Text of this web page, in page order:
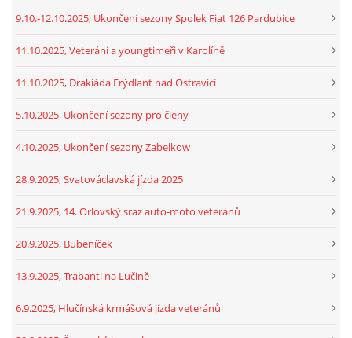
9.10.-12.10.2025, Ukončení sezony Spolek Fiat 126 Pardubice
11.10.2025, Veteráni a youngtimeři v Karolíně
11.10.2025, Drakiáda Frýdlant nad Ostravicí
5.10.2025, Ukončení sezony pro členy
4.10.2025, Ukončení sezony Zabelkow
28.9.2025, Svatováclavská jízda 2025
21.9.2025, 14. Orlovský sraz auto-moto veteránů
20.9.2025, Bubeníček
13.9.2025, Trabanti na Lučině
6.9.2025, Hlučínská krmášová jízda veteránů